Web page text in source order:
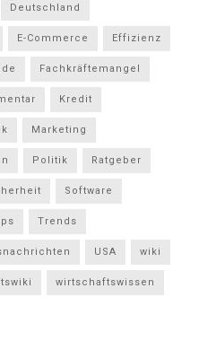
Deutschland
E-Commerce Effizienz
Fachkräftemangel
Kredit
Marketing
Politik Ratgeber
Software
Trends
USA wiki
wirtschaftswissen